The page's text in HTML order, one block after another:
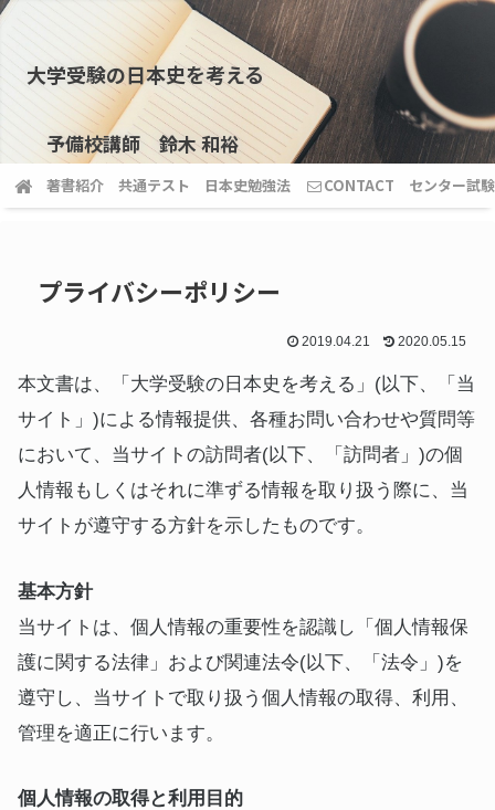
大学受験の日本史を考える
予備校講師 鈴木 和裕
著書紹介 共通テスト 日本史勉強法 CONTACT センター試験
プライバシーポリシー
2019.04.21 2020.05.15
本文書は、「大学受験の日本史を考える」(以下、「当
サイト」)による情報提供、各種お問い合わせや質問等
において、当サイトの訪問者(以下、「訪問者」)の個
人情報もしくはそれに準ずる情報を取り扱う際に、当
サイトが遵守する方針を示したものです。
基本方針
当サイトは、個人情報の重要性を認識し「個人情報保
護に関する法律」および関連法令(以下、「法令」)を
遵守し、当サイトで取り扱う個人情報の取得、利用、
管理を適正に行います。
個人情報の取得と利用目的